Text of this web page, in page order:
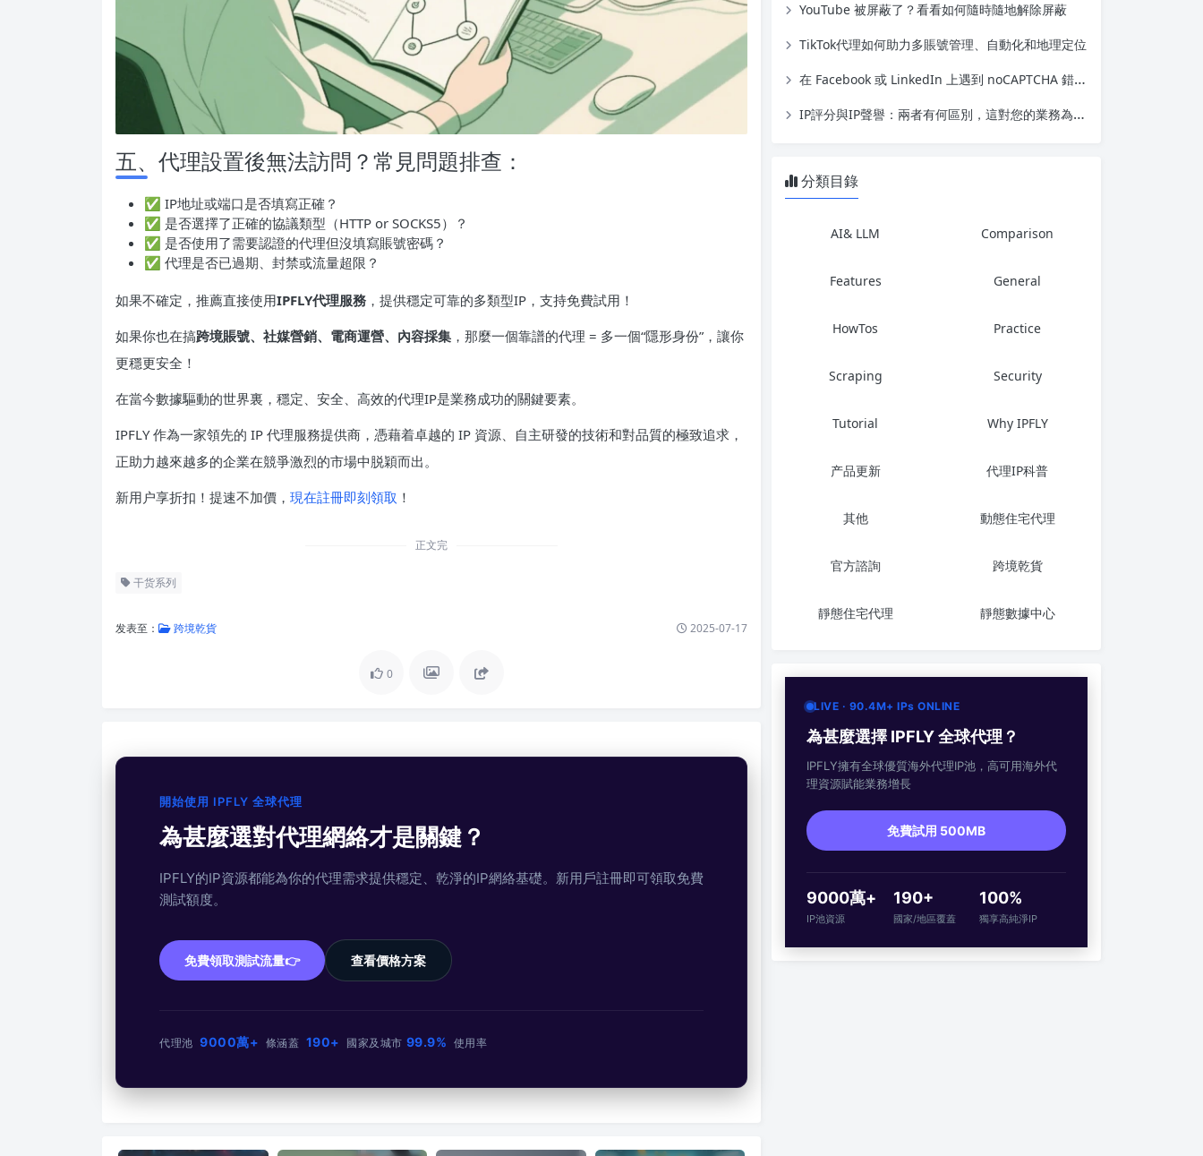
五、代理設置後無法訪問？常見問題排查：
✅ IP地址或端口是否填寫正確？
✅ 是否選擇了正確的協議類型（HTTP or SOCKS5）？
✅ 是否使用了需要認證的代理但沒填寫賬號密碼？
✅ 代理是否已過期、封禁或流量超限？
如果不確定，推薦直接使用IPFLY代理服務 ，提供穩定可靠的多類型IP，支持免費試用！
如果你也在搞跨境賬號、社媒營銷、電商運營、內容採集 ，那麼一個靠譜的代理 = 多一個“隱形身份”，讓你
更穩更安全！
在當今數據驅動的世界裏，穩定、安全、高效的代理IP是業務成功的關鍵要素。
IPFLY 作為一家領先的 IP 代理服務提供商，憑藉着卓越的 IP 資源、自主研發的技術和對品質的極致追求，
正助力越來越多的企業在競爭激烈的市場中脱穎而出。
新用户享折扣！提速不加價， 現在註冊即刻領取 ！
正文完
干货系列
发表至： 跨境乾貨 2025-07-17
0
開始使用 IPFLY 全球代理
為甚麼選對代理網絡才是關鍵？
IPFLY的IP資源都能為你的代理需求提供穩定、乾淨的IP網絡基礎。新用戶註冊即可領取免費
測試額度。
免費領取測試流量👉 查看價格方案
代理池 9000萬+ 條涵蓋 190+ 國家及城市 99.9% 使用率
YouTube 被屏蔽了？看看如何隨時隨地解除屏蔽
TikTok代理如何助力多賬號管理、自動化和地理定位
在 Facebook 或 LinkedIn 上遇到 noCAPTCHA 錯誤？這裡有完整的解決方法
IP評分與IP聲譽：兩者有何區別，這對您的業務為何重要
分類目錄
AI& LLM Comparison
Features General
HowTos Practice
Scraping Security
Tutorial Why IPFLY
产品更新 代理IP科普
其他 動態住宅代理
官方諮詢 跨境乾貨
靜態住宅代理 靜態數據中心
LIVE · 90.4M+ IPs ONLINE
為甚麼選擇 IPFLY 全球代理？
IPFLY擁有全球優質海外代理IP池，高可用海外代
理資源賦能業務增長
免費試用 500MB
9000萬+
IP池資源
190+
國家/地區覆蓋
100%
獨享高純淨IP